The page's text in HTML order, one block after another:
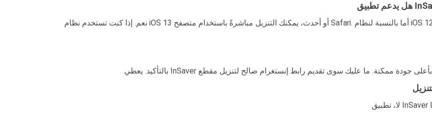
نعم. إذا كنت تستخدم نظام iOS 13 أو أحدث، يمكنك التنزيل مباشرةً باستخدام متصفح Safari. أما بالنسبة لنظام iOS 12 أو أحدث، فستحتاج إلى تثبيت تطبيق Documents by